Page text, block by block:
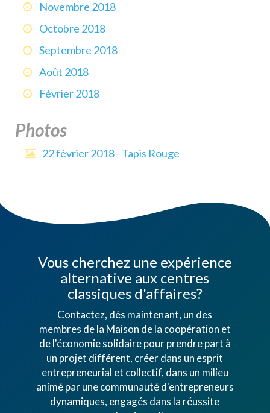
Novembre 2018
Octobre 2018
Septembre 2018
Août 2018
Février 2018
Photos
22 février 2018 - Tapis Rouge
Vous cherchez une expérience
alternative aux centres
classiques d'affaires?
Contactez, dès maintenant, un des
membres de la Maison de la coopération et
de l'économie solidaire pour prendre part à
un projet différent, créer dans un esprit
entrepreneurial et collectif, dans un milieu
animé par une communauté d'entrepreneurs
dynamiques, engagés dans la réussite